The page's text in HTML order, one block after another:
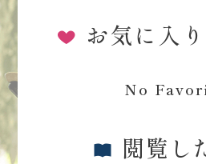
お気に入
No
閲覧し